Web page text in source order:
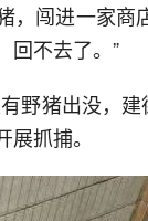
，闯进一家商
回不去了。”
野猪出没，
抓捕。